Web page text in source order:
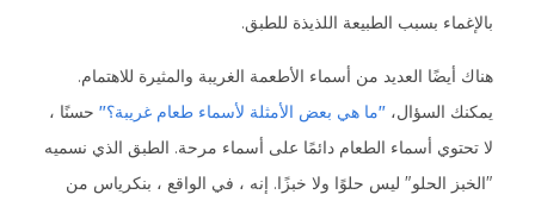
بالإغماء بسبب الطبيعة اللذيذة للطبق.
هناك أيضًا العديد من أسماء الأطعمة الغريبة والمثيرة للاهتمام.
يمكنك السؤال، "ما هي بعض الأمثلة لأسماء طعام غريبة؟"حسنًا ،
لا تحتوي أسماء الطعام دائمًا على أسماء مرحة. الطبق الذي نسميه
"الخبز الحلو" ليس حلوًا ولا خبزًا. إنه ، في الواقع ، بنكرياس من